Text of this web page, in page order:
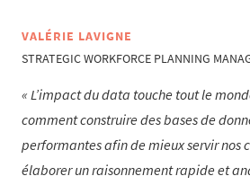
VALÉRIE LAVIGNE
STRATEGIC WORKFORCE PLANNING
L’impact du data touche tout le
comment construire des bases de
performantes afin de mieux servir nos
élaborer un raisonnement rapide et